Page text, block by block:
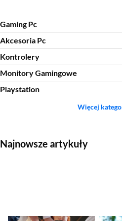
Gaming Pc
Akcesoria Pc
Kontrolery
Monitory Gamingowe
Playstation
Więcej
Najnowsze artykuły